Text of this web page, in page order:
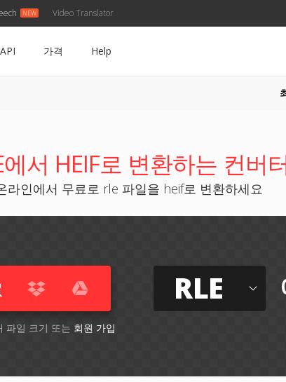
Video Translator
API 가격 Help
에서 HEIF로 변환하는 컨버
라인에서 무료로 rle 파일을 heif로 변환하세요
파일 크기 또는 회원 가입
RLE